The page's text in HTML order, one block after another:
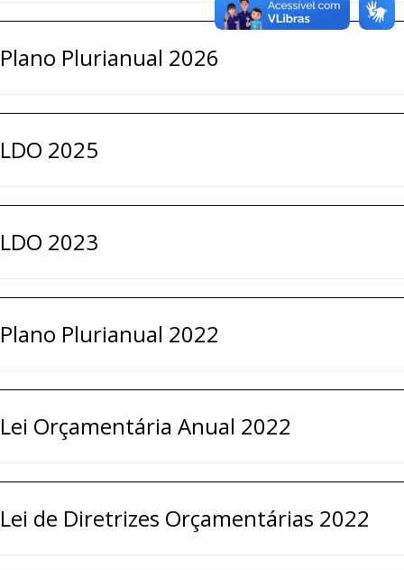
Plano Plurianual 2026
LDO 2025
LDO 2023
Plano Plurianual 2022
Lei Orçamentária Anual 2022
Lei de Diretrizes Orçamentárias 2022